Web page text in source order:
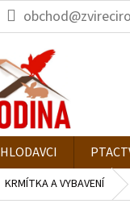
HLODAVCI
KRMÍTKA A VYBAVENÍ